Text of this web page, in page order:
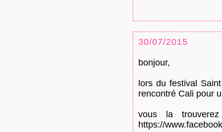
30/07/2015
bonjour,
lors du festival
rencontré Cali pour
vous la
https://